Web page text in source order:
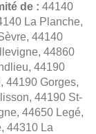
de : 44140
La Planche,
44140
44860
44190
44190 Gorges,
44190 St-
44650 Legé,
44310 La